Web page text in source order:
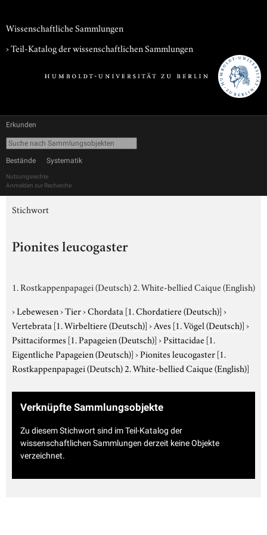
Wissenschaftliche Sammlungen
› Teil-Katalog der wissenschaftlichen Sammlungen
Erkunden
Bestände Systematik
Nutzungsrechte
Anmelden zur Recherche
Stichwort
Pionites leucogaster
1. Rostkappenpapagei (Deutsch) 2. White-bellied Caique (English)
›Lebewesen›Tier›Chordata [1. Chordatiere (Deutsch)]›
Vertebrata [1. Wirbeltiere (Deutsch)]›Aves [1. Vögel (Deutsch)]›
Psittaciformes [1. Papageien (Deutsch)]›Psittacidae [1.
Eigentliche Papageien (Deutsch)]›Pionites leucogaster[1.
Rostkappenpapagei (Deutsch) 2. White-bellied Caique (English)]
Verknüpfte Sammlungsobjekte
Zu diesem Stichwort sind im Teil-Katalog der
wissenschaftlichen Sammlungen derzeit keine Objekte
verzeichnet.